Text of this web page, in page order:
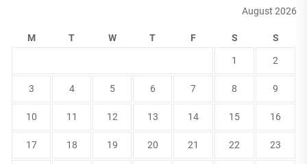
August 2026
M T W T F S S
1 2
3 4 5 6 7 8 9
10 11 12 13 14 15 16
17 18 19 20 21 22 23